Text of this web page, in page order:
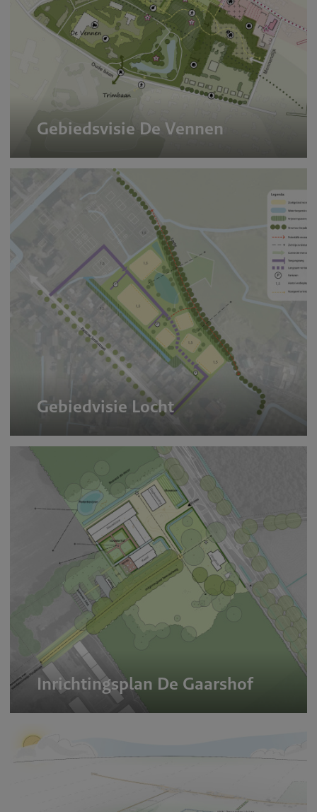
Gebiedsvisie De Vennen
Gebiedvisie Locht
Inrichtingsplan De Gaarshof